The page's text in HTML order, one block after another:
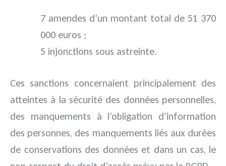
7 amendes d’un montant total de 51 370
000 euros ;
5 injonctions sous astreinte.
Ces sanctions concernaient principalement des
atteintes à la sécurité des données personnelles,
des manquements à l’obligation d’information
des personnes, des manquements liés aux durées
de conservations des données et dans un cas, le